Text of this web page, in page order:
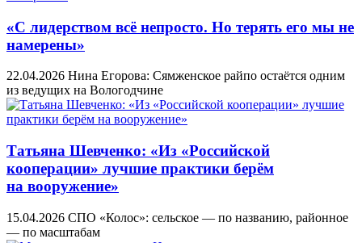
«С лидерством всё непросто. Но терять его мы не
намерены»
22.04.2026 Нина Егорова: Сямженское райпо остаётся одним
из ведущих на Вологодчине
Татьяна Шевченко: «Из «Российской
кооперации» лучшие практики берём
на вооружение»
15.04.2026 СПО «Колос»: сельское — по названию, районное
— по масштабам